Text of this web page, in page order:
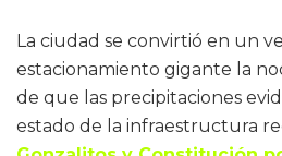
La ciudad se convirtió en un
estacionamiento gigante la
de que las precipitaciones
estado de la infraestructura